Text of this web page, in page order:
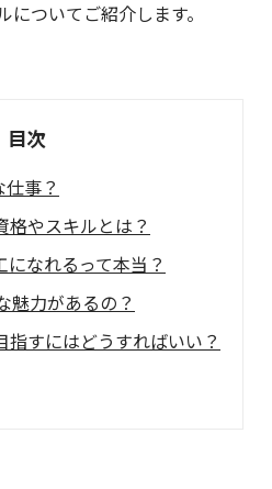
ついてご紹介します。
目次
仕事？
格やスキルとは？
になれるって本当？
魅力があるの？
指すにはどうすればいい？